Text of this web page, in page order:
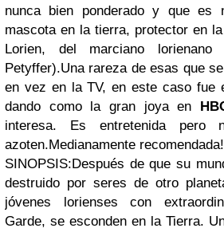
nunca bien ponderado y que es
mascota en la tierra, protector en
Lorien, del marciano
Petyffer).Una rareza de esas que
en vez en la TV, en este caso fue
dando como la gran joya en
interesa. Es entretenida
azoten.Medianamente
SINOPSIS:Después de que su
destruido por seres de otro
jóvenes lorienses con
Garde, se esconden en la Tierra.